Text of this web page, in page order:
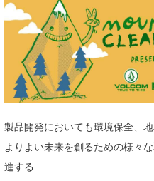
WAVE HUNTER 波予想ツール
気象情報
ニュース
サーフィンエリアガイド
今月のプレゼント
製品開発においても環境保全、地
よりよい未来を創るための様々
進する
コラム
トラベル
ショップ情報
湘南
お知らせ
その他